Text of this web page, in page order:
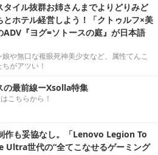
タイル抜群お姉さんまでよりどりみど
とホテル経営しよう！「クトゥルフ×美
ADV『ヨグ=ソトースの庭』が日本語
や無口な複眼死神美少女など、属性てんこ
がアツい！
の最前線ーXsolla特集
こちらから！
作も妥協なし。「Lenovo Legion To
Ultra世代の“全てこなせるゲーミング